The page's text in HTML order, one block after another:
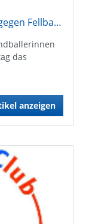
Weibliche B-Jugend gewinnt Derby gegen Fellbach
das
anzeigen